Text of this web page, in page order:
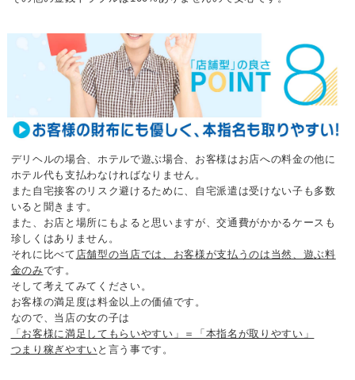
デリヘルの場合、ホテルで遊ぶ場合、お客様はお店への料金の他に
ホテル代も支払わなければなりません。
また自宅接客のリスク避けるために、自宅派遣は受けない子も多数
いると聞きます。
また、お店と場所にもよると思いますが、交通費がかかるケースも
珍しくはありません。
それに比べて 店舗型の当店では、お客様が支払うのは当然、遊ぶ料
金のみです。
そして考えてみてください。
お客様の満足度は料金以上の価値です。
なので、当店の女の子は
「お客様に満足してもらいやすい」＝「本指名が取りやすい」
つまり稼ぎやすい と言う事です。